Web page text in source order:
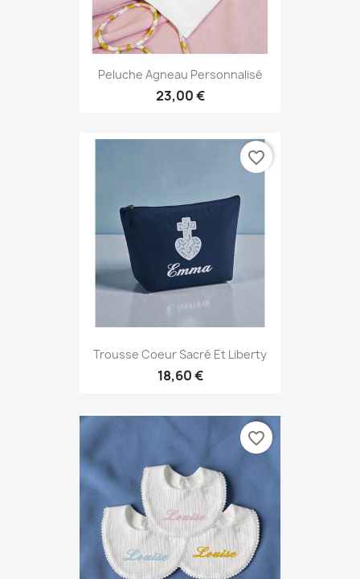
Peluche Agneau Personnalisé
23,00 €
Trousse Coeur Sacré Et Liberty
18,60 €
favorite_border
favorite_border